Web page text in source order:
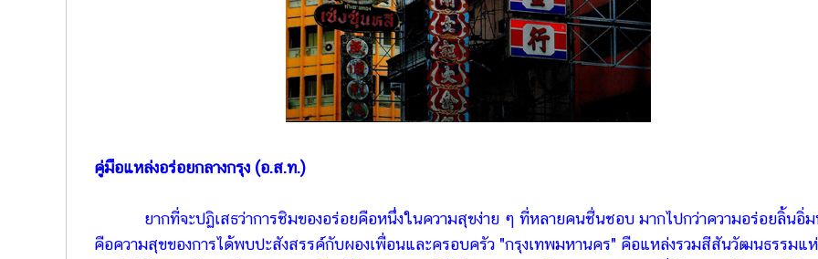
คู่มือแหล่งอร่อยกลางกรุง (อ.ส.ท.)
ยากที่จะปฏิเสธว่าการชิมของอร่อยคือหนึ่งในความสุขง่าย ๆ ที่หลายคนชื่นชอบ มากไปกว่าความอร่อยลิ้นอิ่ม
คือความสุขของการได้พบปะสังสรรค์กับผองเพื่อนและครอบครัว "กรุงเทพมหานคร" คือแหล่งรวมสีสันวัฒนธรรมแ